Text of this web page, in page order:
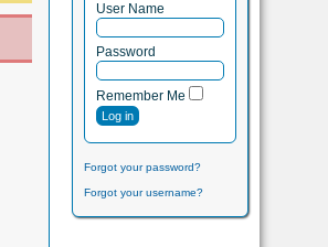
User Name
Password
Remember Me
Forgot your password?
Forgot your username?